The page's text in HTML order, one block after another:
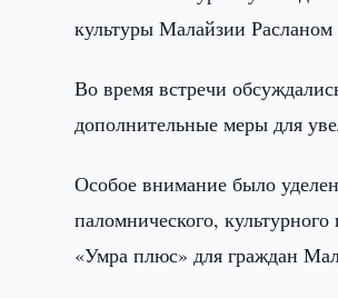
культуры Малайзии
Во время встречи
дополнительные меры для
Особое внимание было
паломнического,
«Умра плюс» для граждан